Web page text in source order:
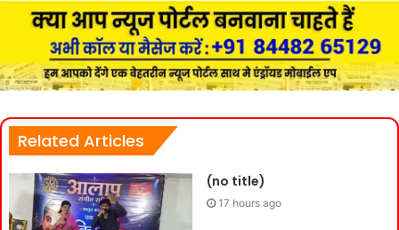
Related Articles
(no title)
17 hours ago